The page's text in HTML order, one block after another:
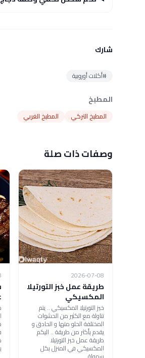
شارك
#أكلات أوروبية
المطبخ
المطبخ التركي المطبخ الغربي
وصفات ذات صلة
2026-07-08
طريقة عمل خبز التورتيلا
المكسيكي
خبز التورتيلا المكسيكي .. يتم
تناولة مع الكثير من الحشوات
المختلفة الحلو منها و الحادق و
يقدم بأكثر من طريقة .. اليكم
طريقة عمل خبز التورتيلا
المكسيكي في المنزل بكل